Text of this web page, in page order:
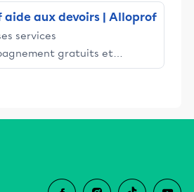
aide aux devoirs | Alloprof
services
gratuits et
Alloprof engage les élèves